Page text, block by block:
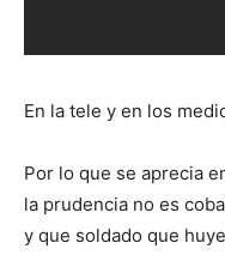
En la tele y en los
Por lo que se aprecia
la prudencia no es
y que soldado que